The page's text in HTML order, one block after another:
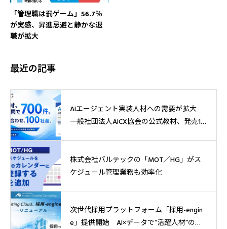
「管理職は罰ゲーム」56.7％
が実感、昇進忌避と静かな退
職が拡大
最近の記事
AIエージェント実装人材への需要が拡大
一般社団法人AICX協会の公式教材、発売1
株式会社バルテックの「MOT／HG」がス
ケジュール管理業務も効率化
次世代採用プラットフォーム「採用-engin
e」提供開始 AI×データで“活躍人材”の獲